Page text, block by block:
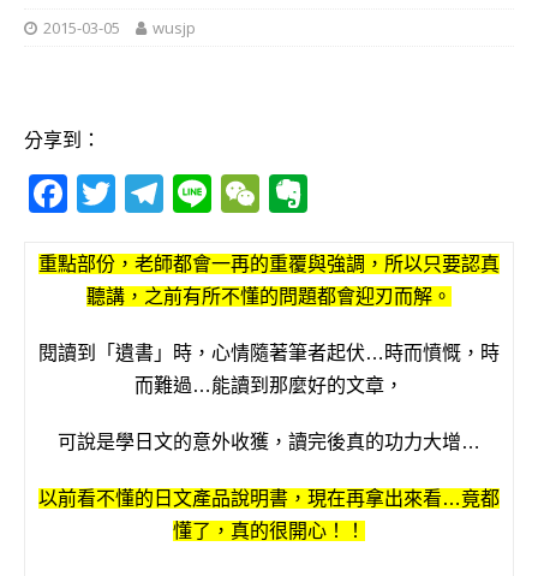
2015-03-05 wusjp
分享到：
F
c
e
b
o
k
T
it
te
r
T
e
g
ra
m
Li
e
W
C
h
at
e
r
n
o
te
重點部份，老師都會一再的重覆與強調，所以只要認真
聽講，之前有所不懂的問題都會迎刃而解。
閱讀到「遺書」時，心情隨著筆者起伏…時而憤慨，時
而難過…能讀到那麼好的文章，
可說是學日文的意外收獲，讀完後真的功力大增…
以前看不懂的日文產品說明書，現在再拿出來看…竟都
懂了，真的很開心！！